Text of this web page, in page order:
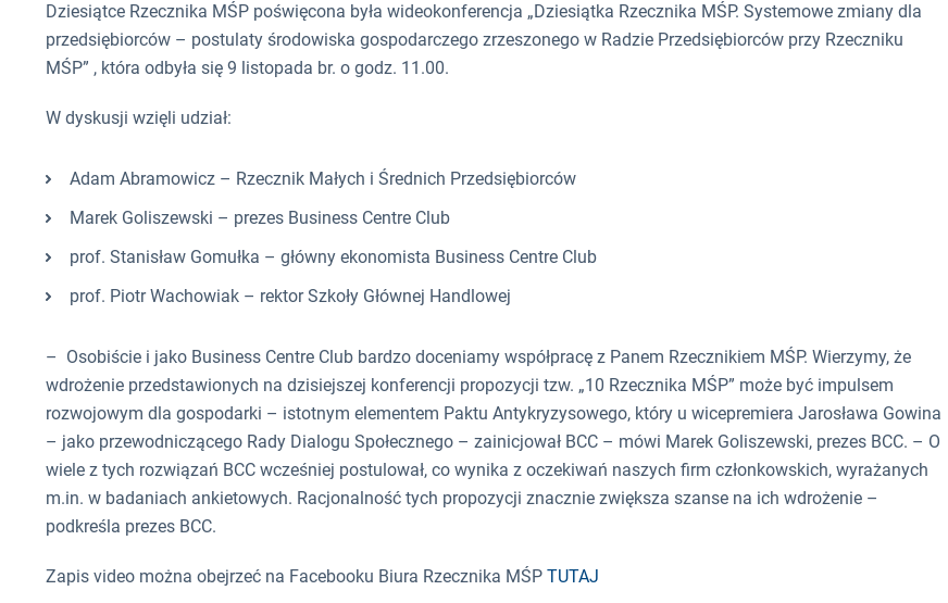
Dziesiątce Rzecznika MŚP poświęcona była wideokonferencja „Dziesiątka Rzecznika MŚP. Systemowe zmiany dla
przedsiębiorców – postulaty środowiska gospodarczego zrzeszonego w Radzie Przedsiębiorców przy Rzeczniku
MŚP” , która odbyła się 9 listopada br. o godz. 11.00.
W dyskusji wzięli udział:
Adam Abramowicz – Rzecznik Małych i Średnich Przedsiębiorców
Marek Goliszewski – prezes Business Centre Club
prof. Stanisław Gomułka – główny ekonomista Business Centre Club
prof. Piotr Wachowiak – rektor Szkoły Głównej Handlowej
– Osobiście i jako Business Centre Club bardzo doceniamy współpracę z Panem Rzecznikiem MŚP. Wierzymy, że
wdrożenie przedstawionych na dzisiejszej konferencji propozycji tzw. „10 Rzecznika MŚP” może być impulsem
rozwojowym dla gospodarki – istotnym elementem Paktu Antykryzysowego, który u wicepremiera Jarosława Gowina
– jako przewodniczącego Rady Dialogu Społecznego – zainicjował BCC – mówi Marek Goliszewski, prezes BCC. – O
wiele z tych rozwiązań BCC wcześniej postulował, co wynika z oczekiwań naszych firm członkowskich, wyrażanych
m.in. w badaniach ankietowych. Racjonalność tych propozycji znacznie zwiększa szanse na ich wdrożenie –
podkreśla prezes BCC.
Zapis video można obejrzeć na Facebooku Biura Rzecznika MŚP TUTAJ